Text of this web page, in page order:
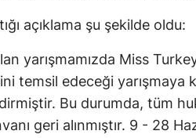
Konya
Kütahya
Malatya
Manisa
açıklama şu şekilde oldu:
yarışmamızda Miss
temsil edeceği yarışmaya
Bu durumda, tüm
geri alınmıştır. 9 - 28